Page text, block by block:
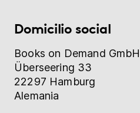
Quiénes somos
Para editoriales
Domicilio social
Books on Demand GmbH
Überseering 33
22297 Hamburg
Alemania